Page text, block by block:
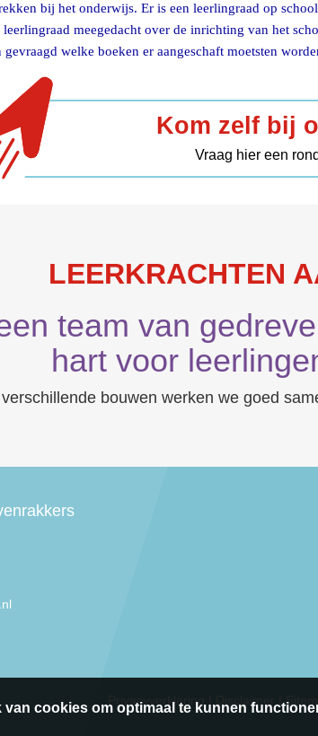
bij het onderwijs. Er is een leerlingraad op
meegedacht over de inrichting van het
welke boeken er aangeschaft moetsten
Kom zelf bij
Vraag hier een
LEERKRACHTEN
team van
hart voor
bouwen werken we goed
Privacyverklaring Disclaimer |
van cookies om optimaal te kunnen